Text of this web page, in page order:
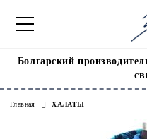
Болгарский
Главная ХАЛАТЫ